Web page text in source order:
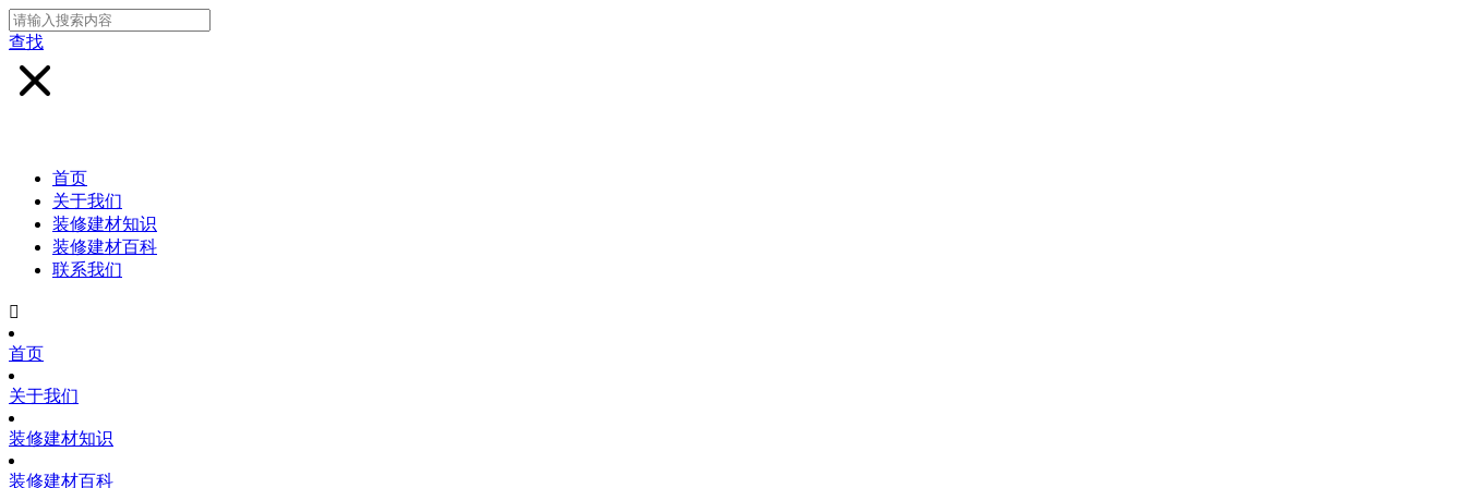
查找
首页
关于我们
装修建材知识
装修建材百科
联系我们

首页
关于我们
装修建材知识
装修建材百科